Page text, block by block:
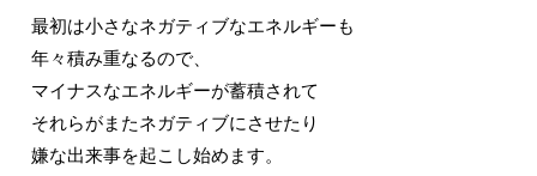
最初は小さなネガティブなエネルギーも
年々積み重なるので、
マイナスなエネルギーが蓄積されて
それらがまたネガティブにさせたり
嫌な出来事を起こし始めます。